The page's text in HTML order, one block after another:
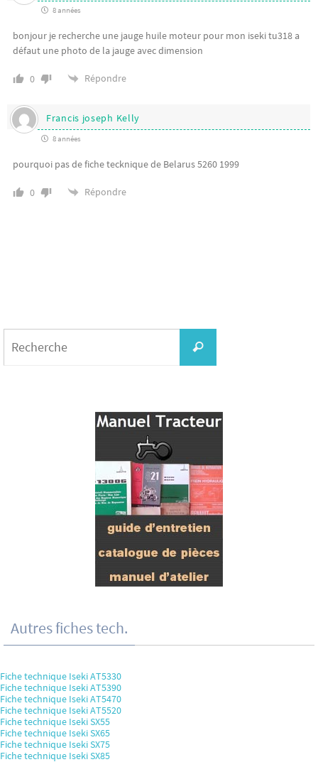
8 années
bonjour je recherche une jauge huile moteur pour mon iseki tu318 a
défaut une photo de la jauge avec dimension
0 Répondre
Francis joseph Kelly
8 années
pourquoi pas de fiche tecknique de Belarus 5260 1999
0 Répondre
Recherche
Autres fiches tech.
Fiche technique Iseki AT5330
Fiche technique Iseki AT5390
Fiche technique Iseki AT5470
Fiche technique Iseki AT5520
Fiche technique Iseki SX55
Fiche technique Iseki SX65
Fiche technique Iseki SX75
Fiche technique Iseki SX85